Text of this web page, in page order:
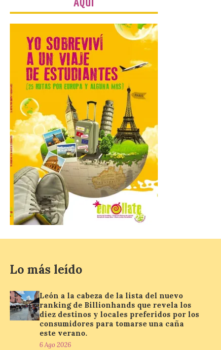
Iberia se convierte en la
primera aerolínea
española en ofrecer wifi a
bordo de Starlink, la
constelación de satélites
más avanzada del mundo, desarrollada
por SpaceX. La incorporación de esta
tecnología forma parte del compromiso
de Iberia con la innovación […]
La Junta promueve la
contratación temporal de
jóvenes desempleados
para la realización de
obras y servicios de
interés general y social
con más de 8,7 millones de
euros de inversión
6 Ago 2026
La Consejería de
destina 8,75 millones de
euros al programa JOVEL
contratación temporal de 300 jóvenes
desempleados inscritos en el Sistema
Nacional de […]
AQUÍ
Lo más leído
León a la cabeza de la lista del nuevo
ranking de Billionhands que revela los
diez destinos y locales preferidos por los
consumidores para tomarse una caña
este verano.
6 Ago 2026